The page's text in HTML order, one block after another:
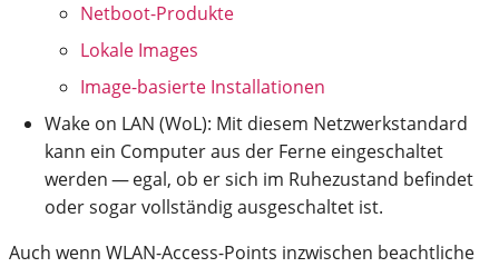
Netboot-Produkte
Lokale Images
Image-basierte Installationen
Wake on LAN (WoL): Mit diesem Netzwerkstandard
kann ein Computer aus der Ferne eingeschaltet
werden — egal, ob er sich im Ruhezustand befindet
oder sogar vollständig ausgeschaltet ist.
Auch wenn WLAN-Access-Points inzwischen beachtliche